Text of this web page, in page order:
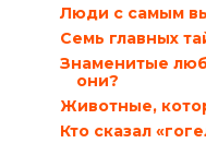
Люди с самым
Семь главных
Знаменитые
они?
Животные,
Кто сказал